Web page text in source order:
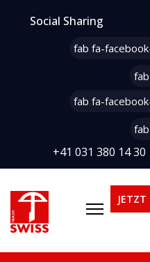
Social Sharing
fab fa-
fab fa-
+41 031 380 14 30
JETZT